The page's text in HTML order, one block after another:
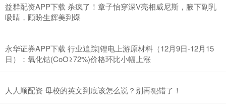
益群配资APP下载 杀疯了！章子怡穿深V亮相威尼斯，腋下副乳
吸睛，顾盼生辉美到爆
永华证券APP下载 行业追踪|锂电上游原材料（12月9日-12月15
日）：氧化钴(CoO≥72%)价格环比小幅上涨
人人顺配资 母校的英文到底该怎么说？别再犯错了！